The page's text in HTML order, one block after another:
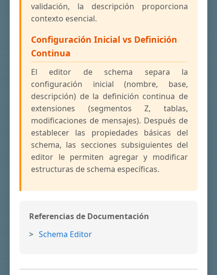
validación, la descripción proporciona
contexto esencial.
Configuración Inicial vs Definición
Continua
El editor de schema separa la
configuración inicial (nombre, base,
descripción) de la definición continua de
extensiones (segmentos Z, tablas,
modificaciones de mensajes). Después de
establecer las propiedades básicas del
schema, las secciones subsiguientes del
editor le permiten agregar y modificar
estructuras de schema específicas.
Referencias de Documentación
Schema Editor